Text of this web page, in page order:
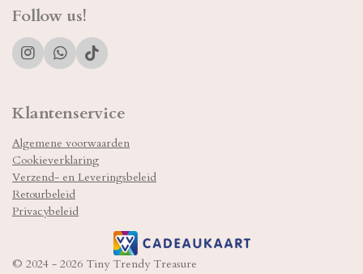
Follow us!
I
n
t
a
r
a
m
W
h
s
p
p
T
i
o
Klantenservice
Algemene voorwaarden
Cookieverklaring
Verzend- en Leveringsbeleid
Retourbeleid
Privacybeleid
© 2024 - 2026 Tiny Trendy Treasure